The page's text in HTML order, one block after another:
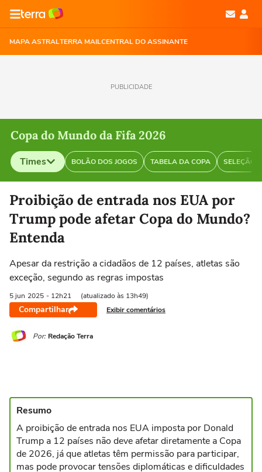
MAPA ASTRALTERRA MAILCENTRAL DO ASSINANTE
PUBLICIDADE
Copa do Mundo da Fifa 2026
Times BOLÃO DOS JOGOS TABELA DA COPA SELEÇÃO
Selecione o time para ver as notícias
Proibição de entrada nos EUA por
Trump pode afetar Copa do Mundo?
Entenda
Apesar da restrição a cidadãos de 12 países, atletas são
exceção, segundo as regras impostas
5 jun 2025 - 12h21 (atualizado às 13h49)
Compartilhar Exibir comentários
Por: Redação Terra
Resumo
A proibição de entrada nos EUA imposta por Donald
Trump a 12 países não deve afetar diretamente a Copa
de 2026, já que atletas têm permissão para participar,
mas pode provocar tensões diplomáticas e dificuldades